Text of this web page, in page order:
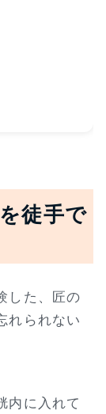
徒手で
した、匠の
れられない
内に入れて